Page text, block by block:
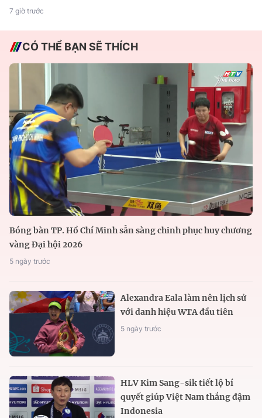
7 giờ trước
CÓ THỂ BẠN SẼ THÍCH
Bóng bàn TP. Hồ Chí Minh sẵn sàng chinh phục huy chương
vàng Đại hội 2026
5 ngày trước
Alexandra Eala làm nên lịch sử
với danh hiệu WTA đầu tiên
5 ngày trước
HLV Kim Sang-sik tiết lộ bí
quyết giúp Việt Nam thắng đậm
Indonesia